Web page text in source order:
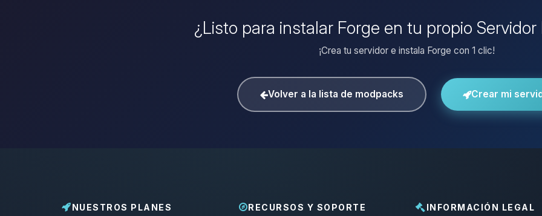
¿Listo para instalar Forge en tu propio
¡Crea tu servidor e instala Forge con 1 clic!
Volver a la lista de modpacks Crear mi
NUESTROS PLANES RECURSOS Y SOPORTE INFORMACIÓN LEGAL